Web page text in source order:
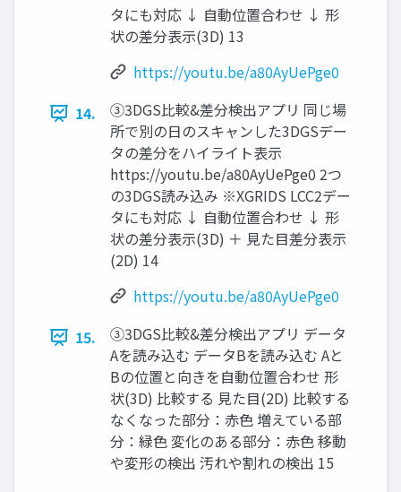
タにも対応 ↓ 自動位置合わせ ↓ 形
状の差分表示(3D) 13
https://youtu.be/a80AyUePge0
14.
③3DGS比較&差分検出アプリ 同じ場
所で別の日のスキャンした3DGSデー
タの差分をハイライト表示
https://youtu.be/a80AyUePge0 2つ
の3DGS読み込み ※XGRIDS LCC2デー
タにも対応 ↓ 自動位置合わせ ↓ 形
状の差分表示(3D) ＋ 見た目差分表示
(2D) 14
https://youtu.be/a80AyUePge0
15.
③3DGS比較&差分検出アプリ データ
Aを読み込む データBを読み込む Aと
Bの位置と向きを自動位置合わせ 形
状(3D) 比較する 見た目(2D) 比較する
なくなった部分：赤色 増えている部
分：緑色 変化のある部分：赤色 移動
や変形の検出 汚れや割れの検出 15